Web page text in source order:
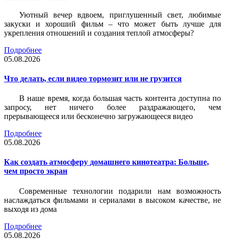
Уютный вечер вдвоем, приглушенный свет, любимые
закуски и хороший фильм – что может быть лучше для
укрепления отношений и создания теплой атмосферы?
Подробнее
05.08.2026
Что делать, если видео тормозит или не грузится
В наше время, когда большая часть контента доступна по
запросу, нет ничего более раздражающего, чем
прерывающееся или бесконечно загружающееся видео
Подробнее
05.08.2026
Как создать атмосферу домашнего кинотеатра: Больше,
чем просто экран
Современные технологии подарили нам возможность
наслаждаться фильмами и сериалами в высоком качестве, не
выходя из дома
Подробнее
05.08.2026